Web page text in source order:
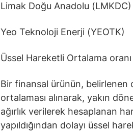
Limak Doğu Anadolu (LMKDC)
Yeo Teknoloji Enerji (YEOTK)
Üssel Hareketli Ortalama
Bir finansal ürünün,
ortalaması alınarak, yakın
ağırlık verilerek hesaplanan
yapıldığından dolayı üssel